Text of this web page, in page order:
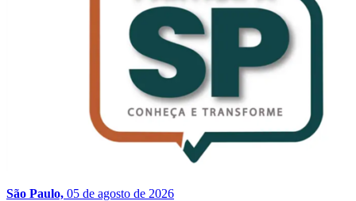
São Paulo, 05 de agosto de 2026